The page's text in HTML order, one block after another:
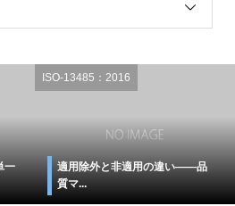
一
ISO-13485：2016
適用除外と非適用の違い――品
質マ...